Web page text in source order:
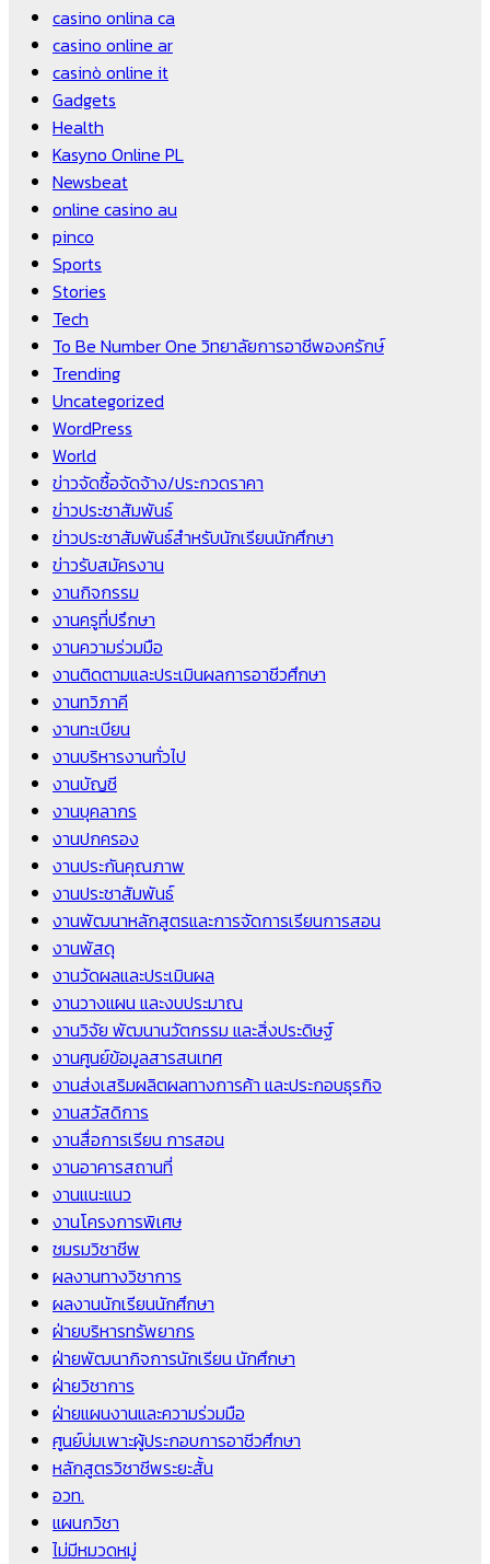
casino onlina ca
casino online ar
casinò online it
Gadgets
Health
Kasyno Online PL
Newsbeat
online casino au
pinco
Sports
Stories
Tech
To Be Number One วิทยาลัยการอาชีพองครักษ์
Trending
Uncategorized
WordPress
World
ข่าวจัดซื้อจัดจ้าง/ประกวดราคา
ข่าวประชาสัมพันธ์
ข่าวประชาสัมพันธ์สำหรับนักเรียนนักศึกษา
ข่าวรับสมัครงาน
งานกิจกรรม
งานครูที่ปรึกษา
งานความร่วมมือ
งานติดตามและประเมินผลการอาชีวศึกษา
งานทวิภาคี
งานทะเบียน
งานบริหารงานทั่วไป
งานบัญชี
งานบุคลากร
งานปกครอง
งานประกันคุณภาพ
งานประชาสัมพันธ์
งานพัฒนาหลักสูตรและการจัดการเรียนการสอน
งานพัสดุ
งานวัดผลและประเมินผล
งานวางแผน และงบประมาณ
งานวิจัย พัฒนานวัตกรรม และสิ่งประดิษฐ์
งานศูนย์ข้อมูลสารสนเทศ
งานส่งเสริมผลิตผลทางการค้า และประกอบธุรกิจ
งานสวัสดิการ
งานสื่อการเรียน การสอน
งานอาคารสถานที่
งานแนะแนว
งานโครงการพิเศษ
ชมรมวิชาชีพ
ผลงานทางวิชาการ
ผลงานนักเรียนนักศึกษา
ฝ่ายบริหารทรัพยากร
ฝ่ายพัฒนากิจการนักเรียน นักศึกษา
ฝ่ายวิชาการ
ฝ่ายแผนงานและความร่วมมือ
ศูนย์บ่มเพาะผู้ประกอบการอาชีวศึกษา
หลักสูตรวิชาชีพระยะสั้น
อวท.
แผนกวิชา
ไม่มีหมวดหมู่